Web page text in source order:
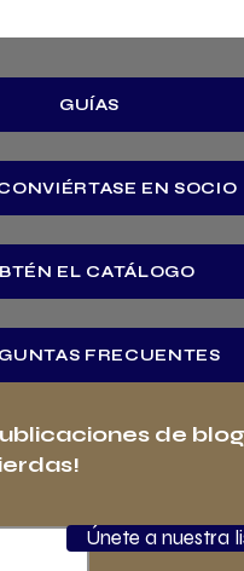
GUÍAS
FRECUENTES
EL CATÁLOGO
EN SOCIO
de
Únete a nuestra